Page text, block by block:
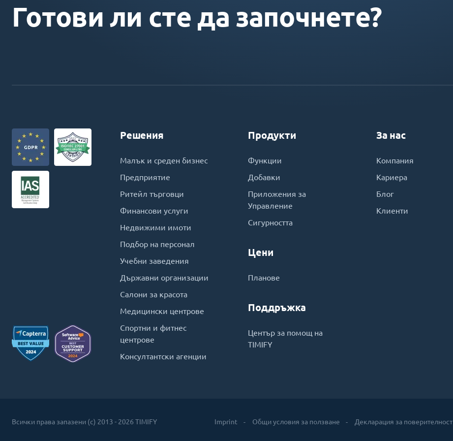
Готови ли сте да започнете?
Решения
Малък и среден бизнес
Предприятие
Ритейл търговци
Финансови услуги
Недвижими имоти
Подбор на персонал
Учебни заведения
Държавни организации
Салони за красота
Медицински центрове
Спортни и фитнес
центрове
Консултантски агенции
Продукти
Функции
Добавки
Приложения за
Управление
Сигурността
Цени
Планове
Поддръжка
Център за помощ на
TIMIFY
За нас
Компания
Кариера
Блог
Клиенти
Всички права запазени (c) 2013 - 2026 TIMIFY Imprint Общи условия за ползване Декларация за поверителност